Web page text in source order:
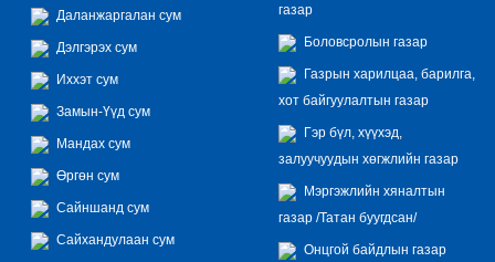
Даланжаргалан сум
Дэлгэрэх сум
Иххэт сум
Замын-Үүд сум
Мандах сум
Өргөн сум
Сайншанд сум
Сайхандулаан сум
газар
Боловсролын газар
Газрын харилцаа, барилга,
хот байгуулалтын газар
Гэр бүл, хүүхэд,
залуучуудын хөгжлийн газар
Мэргэжлийн хяналтын
газар /Татан буугдсан/
Онцгой байдлын газар